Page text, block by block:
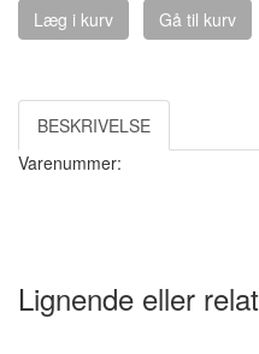
Læg i kurv
Gå til kurv
BESKRIVELSE
Varenummer:
Lignende eller